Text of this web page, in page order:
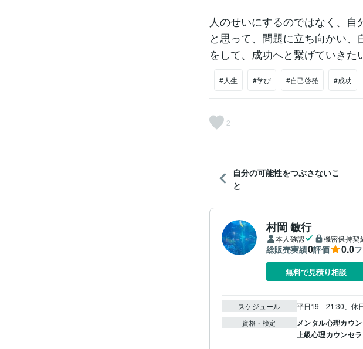
人のせいにするのではなく、
と思って、問題に立ち向かい
をして、成功へと繋げていきた
#人生 #学び #自己啓発 #成功
2
自分の可能性をつぶさないこ
と
村岡 敏行
本人確認 機密保持契
総販売実績0評価 0.0
無料で見積り相談
スケジュール 平日19－21:30、休
資格・検定 メンタル心理カウ
上級心理カウンセ